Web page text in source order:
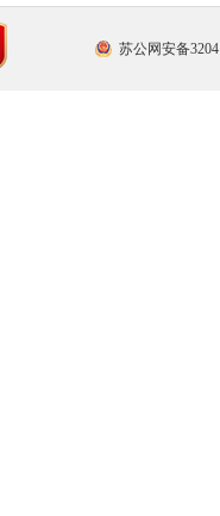
苏公网安备